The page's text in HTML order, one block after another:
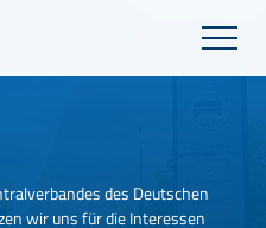
des Deutschen
wir uns für die Interessen